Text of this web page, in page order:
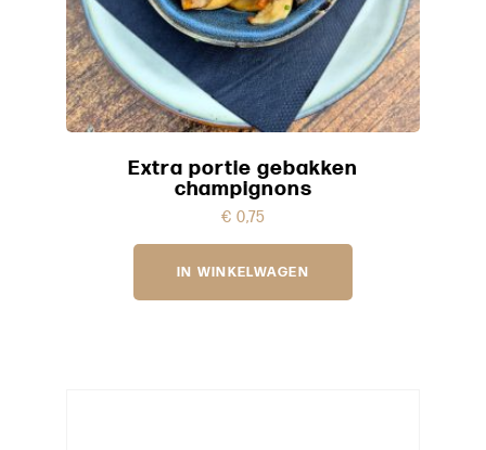
Extra portie gebakken
champignons
€ 0,75
IN WINKELWAGEN